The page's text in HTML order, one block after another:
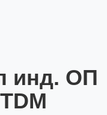
инд. ОП